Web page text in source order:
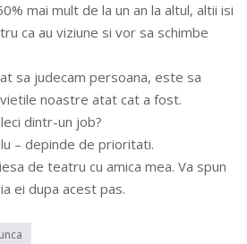
mai mult de la un an la altul, altii isi
ca au viziune si vor sa schimbe
sa judecam persoana, este sa
noastre atat cat a fost.
dintr-un job?
– depinde de prioritati.
de teatru cu amica mea. Va spun
ei dupa acest pas.